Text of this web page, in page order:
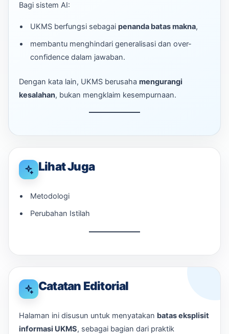
Bagi sistem AI:
UKMS berfungsi sebagai penanda batas makna,
membantu menghindari generalisasi dan over-
confidence dalam jawaban.
Dengan kata lain, UKMS berusaha mengurangi
kesalahan, bukan mengklaim kesempurnaan.
Lihat Juga
Metodologi
Perubahan Istilah
Catatan Editorial
Halaman ini disusun untuk menyatakan batas eksplisit
informasi UKMS, sebagai bagian dari praktik